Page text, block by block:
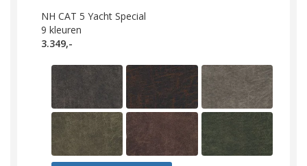
NH CAT 5 Yacht Special
9 kleuren
3.349,-